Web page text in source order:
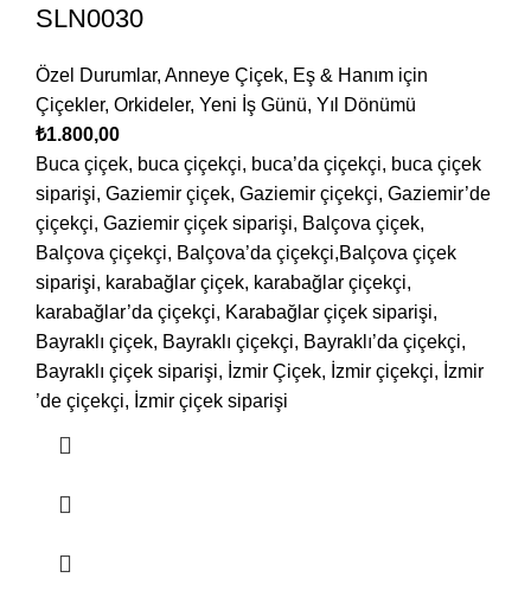
SLN0030
Özel Durumlar, Anneye Çiçek, Eş & Hanım için
Çiçekler, Orkideler, Yeni İş Günü, Yıl Dönümü
₺1.800,00
Buca çiçek, buca çiçekçi, buca’da çiçekçi, buca çiçek
siparişi, Gaziemir çiçek, Gaziemir çiçekçi, Gaziemir’de
çiçekçi, Gaziemir çiçek siparişi, Balçova çiçek,
Balçova çiçekçi, Balçova’da çiçekçi,Balçova çiçek
siparişi, karabağlar çiçek, karabağlar çiçekçi,
karabağlar’da çiçekçi, Karabağlar çiçek siparişi,
Bayraklı çiçek, Bayraklı çiçekçi, Bayraklı’da çiçekçi,
Bayraklı çiçek siparişi, İzmir Çiçek, İzmir çiçekçi, İzmir
’de çiçekçi, İzmir çiçek siparişi